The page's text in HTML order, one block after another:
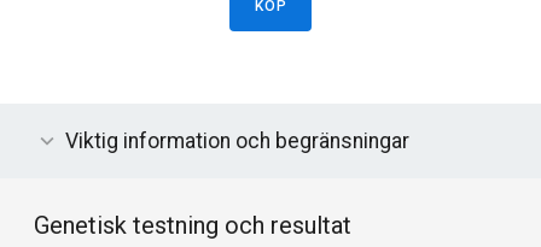
KÖP
Viktig information och begränsningar
Genetisk testning och resultat